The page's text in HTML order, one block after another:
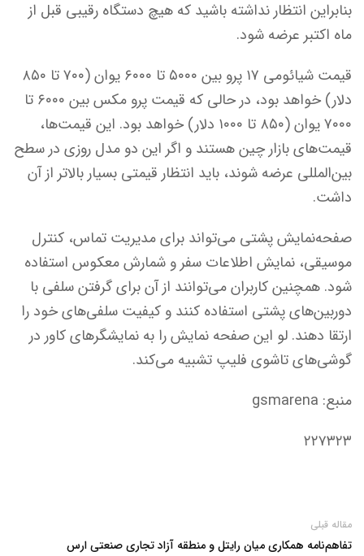
بنابراین انتظار نداشته باشید که هیچ دستگاه رقیبی قبل از
ماه اکتبر عرضه شود.
قیمت شیائومی ۱۷ پرو بین ۵۰۰۰ تا ۶۰۰۰ یوان (۷۰۰ تا ۸۵۰
دلار) خواهد بود، در حالی که قیمت پرو مکس بین ۶۰۰۰ تا
۷۰۰۰ یوان (۸۵۰ تا ۱۰۰۰ دلار) خواهد بود. این‌ قیمت‌ها،
قیمت‌های بازار چین هستند و اگر این دو مدل روزی در سطح
بین‌المللی عرضه شوند، باید انتظار قیمتی بسیار بالاتر از آن
داشت.
صفحه‌نمایش پشتی می‌تواند برای مدیریت تماس، کنترل
موسیقی، نمایش اطلاعات سفر و شمارش معکوس استفاده
شود. همچنین کاربران می‌توانند از آن برای گرفتن سلفی با
دوربین‌های پشتی استفاده کنند و کیفیت سلفی‌های خود را
ارتقا دهند. لو این صفحه نمایش را به نمایشگرهای کاور در
گوشی‌های تاشوی فلیپ تشبیه می‌کند.
منبع: gsmarena
۲۲۷۳۲۳
مقاله قبلی
تفاهم‌نامه همکاری میان رایتل و منطقه آزاد تجاری صنعتی ارس